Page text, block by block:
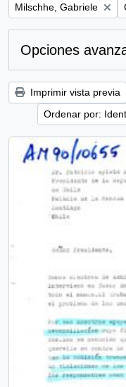
Remove filter:
Milschhe, Gabriele
Opciones
Imprimir vista previa
Ordenar por: